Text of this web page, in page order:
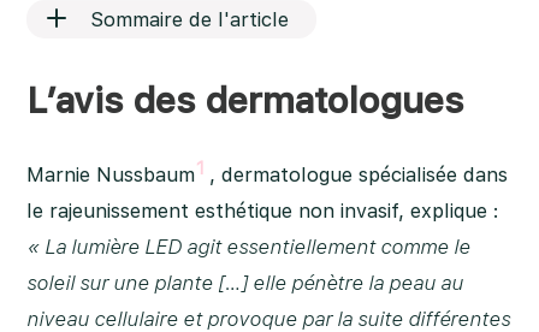
Sommaire de l'article
L’avis des dermatologues
Marnie Nussbaum1 , dermatologue spécialisée dans
le rajeunissement esthétique non invasif, explique :
« La lumière LED agit essentiellement comme le
soleil sur une plante […] elle pénètre la peau au
niveau cellulaire et provoque par la suite différentes